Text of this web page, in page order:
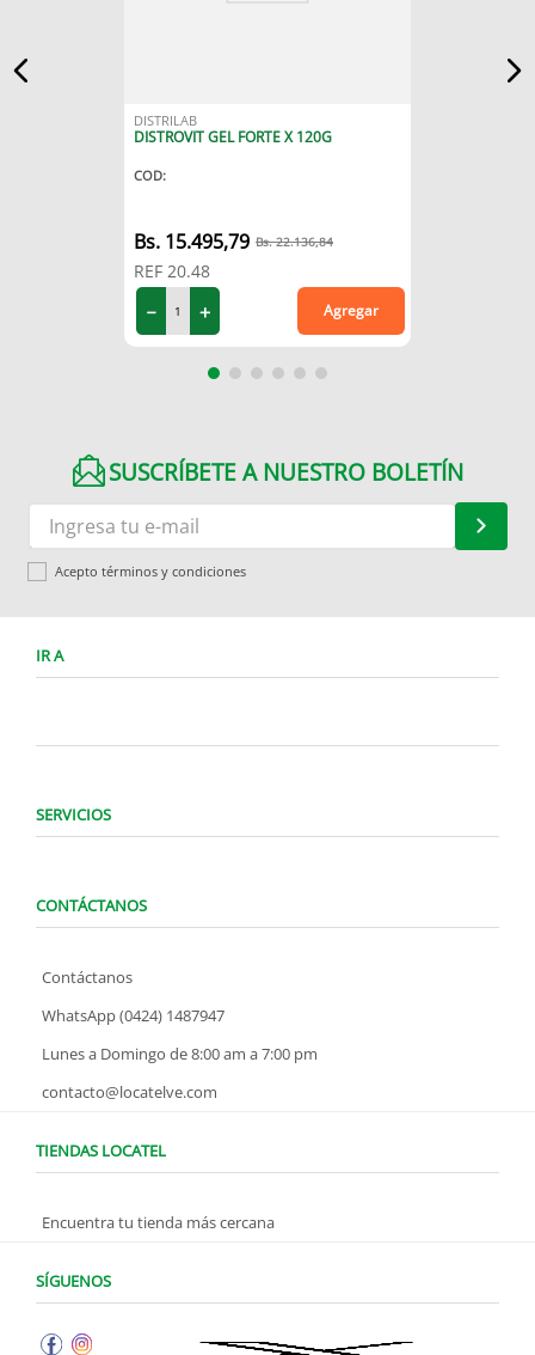
DISTRILAB
DISTROVIT GEL FORTE X 120G
COD:
15.495,79 22.136,84
REF 20.48
＋
－ Agregar
SUSCRÍBETE A NUESTRO BOLETÍN
Acepto términos y condiciones
IR A
SERVICIOS
CONTÁCTANOS
Contáctanos
WhatsApp (0424) 1487947
Lunes a Domingo de 8:00 am a 7:00 pm
contacto@locatelve.com
TIENDAS LOCATEL
Encuentra tu tienda más cercana
SÍGUENOS